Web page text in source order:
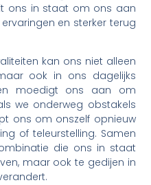
ons in staat om ons aan
en sterker terug
kan ons niet alleen
ook in ons dagelijks
moedigt ons aan om
we onderweg obstakels
ons om onszelf opnieuw
of teleurstelling. Samen
die ons in staat
maar ook te gedijen in